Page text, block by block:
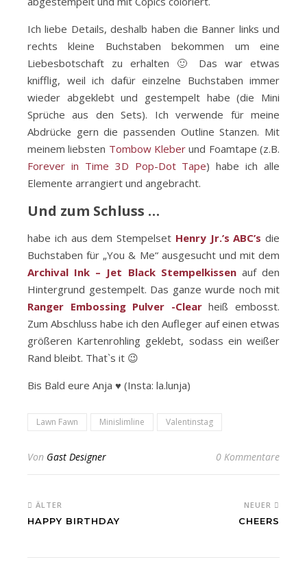
Ich liebe Details, deshalb haben die Banner links und
rechts kleine Buchstaben bekommen um eine
Liebesbotschaft zu erhalten 🙂 Das war etwas
knifflig, weil ich dafür einzelne Buchstaben immer
wieder abgeklebt und gestempelt habe (die Mini
Sprüche aus den Sets). Ich verwende für meine
Abdrücke gern die passenden Outline Stanzen. Mit
meinem liebsten Tombow Kleber und Foamtape (z.B.
Forever in Time 3D Pop-Dot Tape) habe ich alle
Elemente arrangiert und angebracht.
Und zum Schluss …
habe ich aus dem Stempelset Henry Jr.’s ABC’s die
Buchstaben für „You & Me“ ausgesucht und mit dem
Archival Ink – Jet Black Stempelkissenauf den
Hintergrund gestempelt. Das ganze wurde noch mit
Ranger Embossing Pulver -Clearheiß embosst.
Zum Abschluss habe ich den Aufleger auf einen etwas
größeren Kartenrohling geklebt, sodass ein weißer
Rand bleibt. That`s it 😉
Bis Bald eure Anja ♥ (Insta: la.lunja)
Lawn Fawn Minislimline Valentinstag
Von Gast Designer 0 Kommentare
ÄLTER
HAPPY BIRTHDAY
NEUER
CHEERS